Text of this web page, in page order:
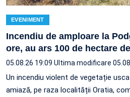
EVENIMENT
Incendiu de amploare la
ore, au ars 100 de hectare
05.08.26 19:09 Ultima modificare
Un incendiu violent de vegetație
amiază, pe raza localității Oratia,